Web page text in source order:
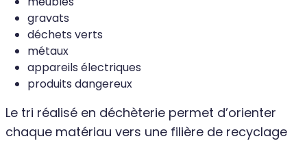
gravats
déchets verts
métaux
appareils électriques
produits dangereux
Le tri réalisé en déchèterie permet d’orienter
chaque matériau vers une filière de recyclage